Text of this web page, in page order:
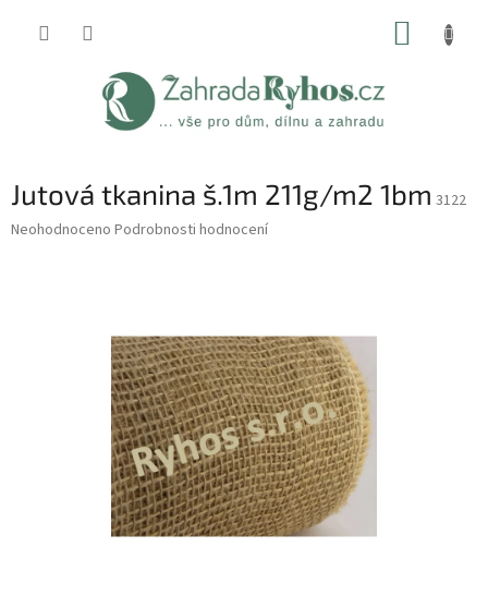
Jutová tkanina š.1m 211g/m2 1bm 3122
Průměrné
Neohodnoceno Podrobnosti hodnocení